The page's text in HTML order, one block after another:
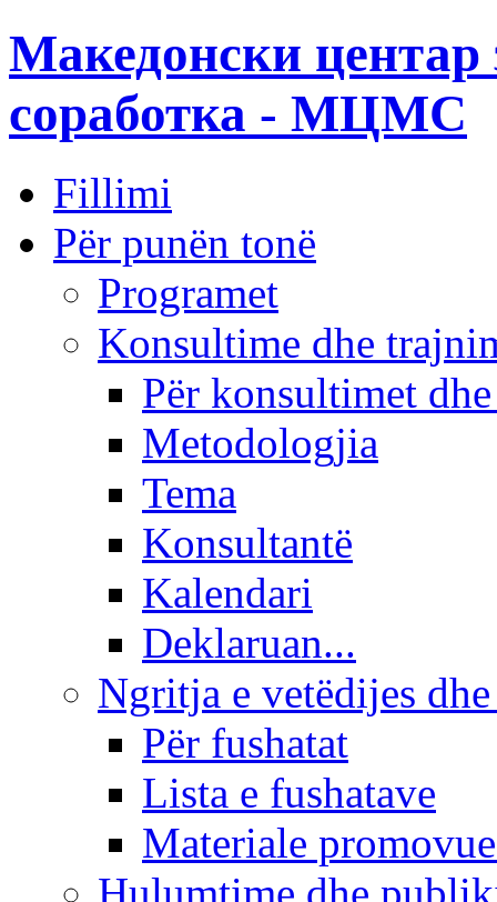
Македонски центар
соработка - МЦМС
Fillimi
Për punën tonë
Programet
Konsultime dhe
Për konsultimet
Metodologjia
Tema
Konsultantë
Kalendari
Deklaruan...
Ngritja e vetëdijes
Për fushatat
Lista e fushatave
Materiale
Hulumtime dhe